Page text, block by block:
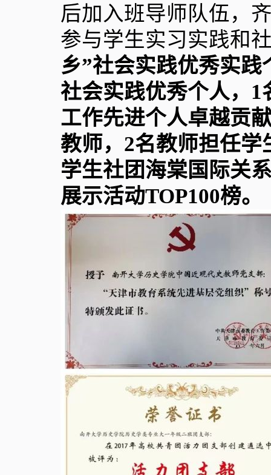
后加入班导师队伍，
参与学生实习实践和
乡”社会实践优秀实践
社会实践优秀个人， 1
工作先进个人卓越贡
教师， 2名教师担任学
学生社团海棠国际关
展示活动TOP100榜。